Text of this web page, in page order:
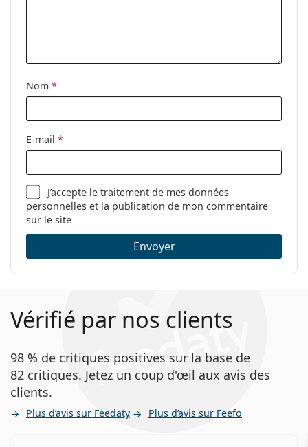
Autres
Sexe:
Marque:
Nom *
E-mail *
J’accepte letraitement de mes données
personnelles et la publication de mon commentaire
sur le site
Envoyer
Vérifié par nos clients
98 % de critiques positives sur la base de
82 critiques. Jetez un coup d'œil aux avis des
clients.
Plus d’avis sur Feedaty Plus d’avis sur Feefo